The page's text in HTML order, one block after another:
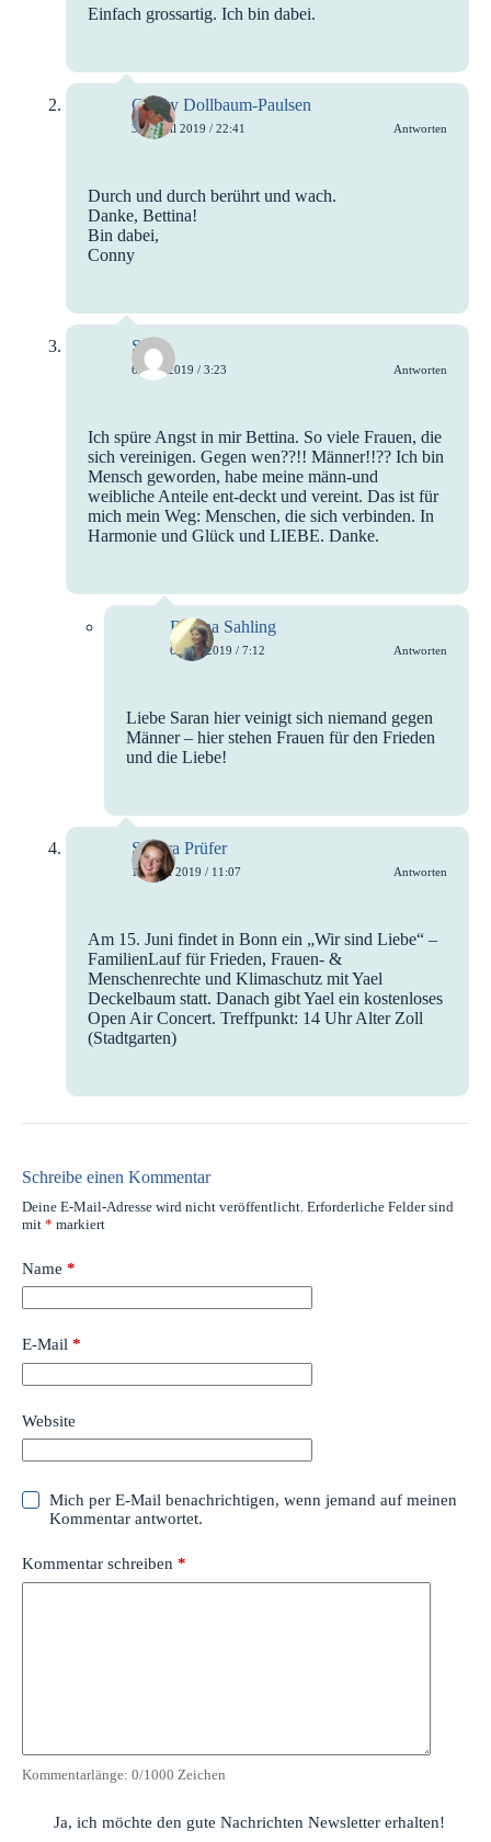
Einfach grossartig. Ich bin dabei.
Conny Dollbaum-Paulsen
30. April 2019 / 22:41 Antworten
Durch und durch berührt und wach.
Danke, Bettina!
Bin dabei,
Conny
Saran
6. Mai 2019 / 3:23 Antworten
Ich spüre Angst in mir Bettina. So viele Frauen, die
sich vereinigen. Gegen wen??!! Männer!!?? Ich bin
Mensch geworden, habe meine männ-und
weibliche Anteile ent-deckt und vereint. Das ist für
mich mein Weg: Menschen, die sich verbinden. In
Harmonie und Glück und LIEBE. Danke.
Bettina Sahling
6. Mai 2019 / 7:12 Antworten
Liebe Saran hier veinigt sich niemand gegen
Männer – hier stehen Frauen für den Frieden
und die Liebe!
Sandra Prüfer
10. Juni 2019 / 11:07 Antworten
Am 15. Juni findet in Bonn ein „Wir sind Liebe“ –
FamilienLauf für Frieden, Frauen- &
Menschenrechte und Klimaschutz mit Yael
Deckelbaum statt. Danach gibt Yael ein kostenloses
Open Air Concert. Treffpunkt: 14 Uhr Alter Zoll
(Stadtgarten)
Schreibe einen Kommentar
Deine E-Mail-Adresse wird nicht veröffentlicht. Erforderliche Felder sind
mit * markiert
Name *
E-Mail *
Website
Mich per E-Mail benachrichtigen, wenn jemand auf meinen
Kommentar antwortet.
Kommentar schreiben *
Kommentarlänge: 0/1000 Zeichen
Ja, ich möchte den gute Nachrichten Newsletter erhalten!